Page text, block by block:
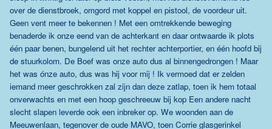
over de dienstbroek, omgord met koppel en pistool, de voordeur uit.
Geen vent meer te bekennen ! Met een omtrekkende beweging
benaderde ik onze eend van de achterkant en daar ontwaarde ik plots
één paar benen, bungelend uit het rechter achterportier, en één hoofd bij
de stuurkolom. De Boef was onze auto dus al binnengedrongen ! Maar
het was ónze auto, dus was hij voor mij ! Ik vermoed dat er zelden
iemand meer geschrokken zal zijn dan deze zatlap, toen ik hem totaal
onverwachts en met een hoop geschreeuw bij kop Een andere nacht
slecht slapen leverde ook een inbreker op. We woonden aan de
Meeuwenlaan, tegenover de oude MAVO, toen Corrie glasgerinkel